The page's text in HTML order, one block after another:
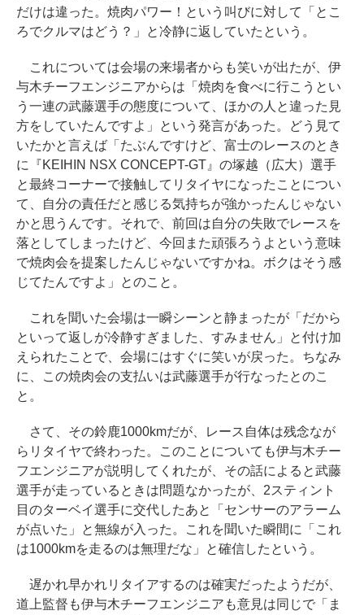
だけは違った。焼肉パワー！という叫びに対して「とこ
ろでクルマはどう？」と冷静に返していたという。
これについては会場の来場者からも笑いが出たが、伊
与木チーフエンジニアからは「焼肉を食べに行こうとい
う一連の武藤選手の態度について、ほかの人と違った見
方をしていたんですよ」という発言があった。どう見て
いたかと言えば「たぶんですけど、富士のレースのとき
に『KEIHIN NSX CONCEPT-GT』の塚越（広大）選手
と最終コーナーで接触してリタイヤになったことについ
て、自分の責任だと感じる気持ちが強かったんじゃない
かと思うんです。それで、前回は自分の失敗でレースを
落としてしまったけど、今回また頑張ろうよという意味
で焼肉会を提案したんじゃないですかね。ボクはそう感
じてたんですよ」とのこと。
これを聞いた会場は一瞬シーンと静まったが「だから
といって返しが冷静すぎました、すみません」と付け加
えられたことで、会場にはすぐに笑いが戻った。ちなみ
に、この焼肉会の支払いは武藤選手が行なったとのこ
と。
さて、その鈴鹿1000kmだが、レース自体は残念なが
らリタイヤで終わった。このことについても伊与木チー
フエンジニアが説明してくれたが、その話によると武藤
選手が走っているときは問題なかったが、2スティント
目のターベイ選手に交代したあと「センサーのアラーム
が点いた」と無線が入った。これを聞いた瞬間に「これ
は1000kmを走るのは無理だな」と確信したという。
遅かれ早かれリタイアするのは確実だったようだが、
道上監督も伊与木チーフエンジニアも意見は同じで「ま